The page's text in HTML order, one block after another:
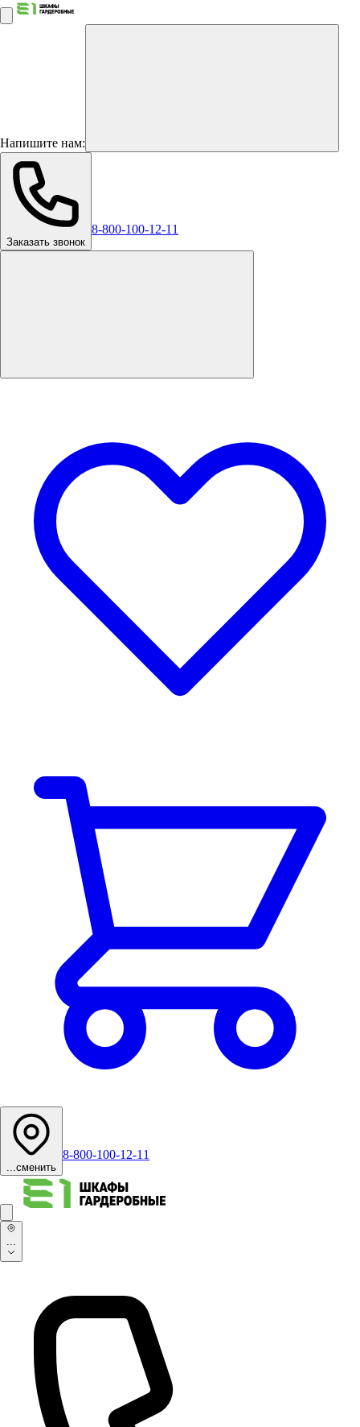
Напишите нам:
Заказать звонок
8-800-100-12-11
...сменить
8-800-100-12-11
...